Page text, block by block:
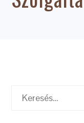
Keresés: